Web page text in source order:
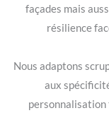
façades mais
résilience
Nous adaptons
aux
personnalisation